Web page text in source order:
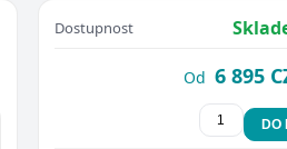
Dostupnost
Od 6 895
DO